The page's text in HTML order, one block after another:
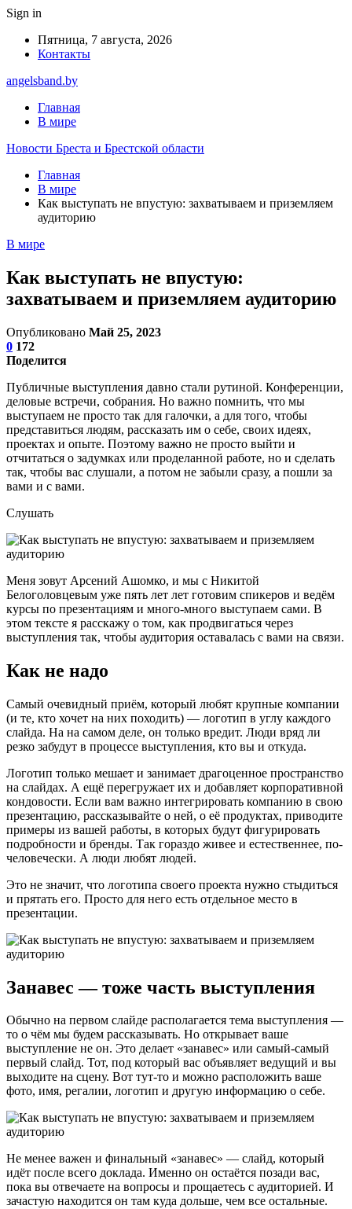
Sign in
Пятница, 7 августа, 2026
Контакты
angelsband.by
Главная
В мире
Новости Бреста и Брестской области
Главная
В мире
Как выступать не впустую: захватываем и приземляем
аудиторию
В мире
Как выступать не впустую:
захватываем и приземляем аудиторию
Опубликовано Май 25, 2023
0 172
Поделится
Публичные выступления давно стали рутиной. Конференции,
деловые встречи, собрания. Но важно помнить, что мы
выступаем не просто так для галочки, а для того, чтобы
представиться людям, рассказать им о себе, своих идеях,
проектах и опыте. Поэтому важно не просто выйти и
отчитаться о задумках или проделанной работе, но и сделать
так, чтобы вас слушали, а потом не забыли сразу, а пошли за
вами и с вами.
Слушать
Меня зовут Арсений Ашомко, и мы с Никитой
Белоголовцевым уже пять лет лет готовим спикеров и ведём
курсы по презентациям и много-много выступаем сами. В
этом тексте я расскажу о том, как продвигаться через
выступления так, чтобы аудитория оставалась с вами на связи.
Как не надо
Самый очевидный приём, который любят крупные компании
(и те, кто хочет на них походить) — логотип в углу каждого
слайда. На на самом деле, он только вредит. Люди вряд ли
резко забудут в процессе выступления, кто вы и откуда.
Логотип только мешает и занимает драгоценное пространство
на слайдах. А ещё перегружает их и добавляет корпоративной
кондовости. Если вам важно интегрировать компанию в свою
презентацию, рассказывайте о ней, о её продуктах, приводите
примеры из вашей работы, в которых будут фигурировать
подробности и бренды. Так гораздо живее и естественнее, по-
человечески. А люди любят людей.
Это не значит, что логотипа своего проекта нужно стыдиться
и прятать его. Просто для него есть отдельное место в
презентации.
Занавес — тоже часть выступления
Обычно на первом слайде располагается тема выступления —
то о чём мы будем рассказывать. Но открывает ваше
выступление не он. Это делает «занавес» или самый-самый
первый слайд. Тот, под который вас объявляет ведущий и вы
выходите на сцену. Вот тут-то и можно расположить ваше
фото, имя, регалии, логотип и другую информацию о себе.
Не менее важен и финальный «занавес» — слайд, который
идёт после всего доклада. Именно он остаётся позади вас,
пока вы отвечаете на вопросы и прощаетесь с аудиторией. И
зачастую находится он там куда дольше, чем все остальные.